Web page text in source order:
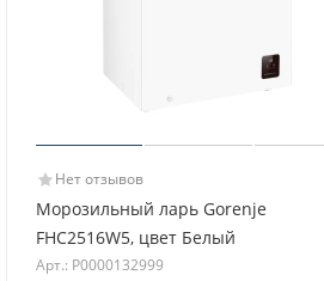
Нет отзывов
Морозильный ларь Gorenje
FHC2516W5, цвет Белый
Арт.: Р0000132999